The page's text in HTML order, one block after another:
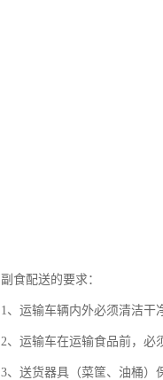
副食配送的要求：
1、运输车辆内外必须清洁干
2、运输车在运输食品前，必
3、送货器具（菜筐、油桶）